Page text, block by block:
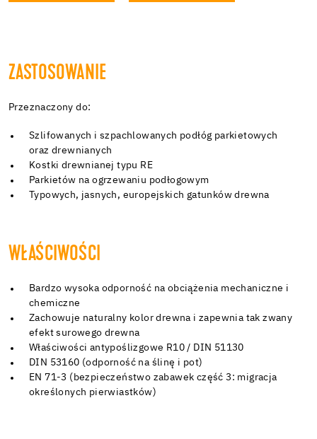
ZASTOSOWANIE
Przeznaczony do:
Szlifowanych i szpachlowanych podłóg parkietowych
oraz drewnianych
Kostki drewnianej typu RE
Parkietów na ogrzewaniu podłogowym
Typowych, jasnych, europejskich gatunków drewna
WŁAŚCIWOŚCI
Bardzo wysoka odporność na obciążenia mechaniczne i
chemiczne
Zachowuje naturalny kolor drewna i zapewnia tak zwany
efekt surowego drewna
Właściwości antypoślizgowe R10 / DIN 51130
DIN 53160 (odporność na ślinę i pot)
EN 71-3 (bezpieczeństwo zabawek część 3: migracja
określonych pierwiastków)